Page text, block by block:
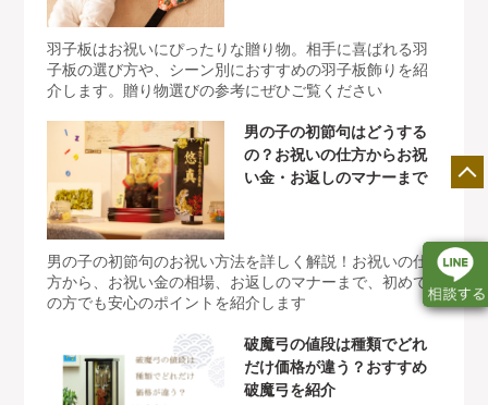
羽子板はお祝いにぴったりな贈り物。相手に喜ばれる羽
子板の選び方や、シーン別におすすめの羽子板飾りを紹
介します。贈り物選びの参考にぜひご覧ください
男の子の初節句はどうする
の？お祝いの仕方からお祝
い金・お返しのマナーまで
男の子の初節句のお祝い方法を詳しく解説！お祝いの仕
方から、お祝い金の相場、お返しのマナーまで、初めて
の方でも安心のポイントを紹介します
破魔弓の値段は種類でどれ
だけ価格が違う？おすすめ
破魔弓を紹介
店舗一覧 展示会情報 カタログ請求